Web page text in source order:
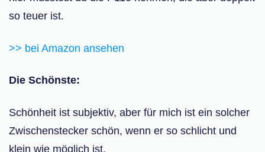
so teuer ist.
>> bei Amazon ansehen
Die Schönste:
Schönheit ist subjektiv, aber für mich ist ein solcher
Zwischenstecker schön, wenn er so schlicht und
klein wie möglich ist.